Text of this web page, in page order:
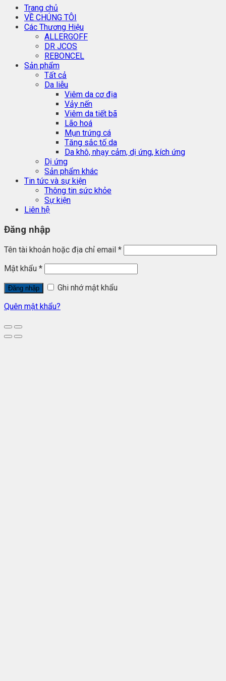
Trang chủ
VỀ CHÚNG TÔI
Các Thương Hiệu
ALLERGOFF
DR JCOS
REBONCEL
Sản phẩm
Tất cả
Da liễu
Viêm da cơ địa
Vảy nến
Viêm da tiết bã
Lão hoá
Mụn trứng cá
Tăng sắc tố da
Da khô, nhạy cảm, dị ứng, kích ứng
Dị ứng
Sản phẩm khác
Tin tức và sự kiện
Thông tin sức khỏe
Sự kiện
Liên hệ
Đăng nhập
Tên tài khoản hoặc địa chỉ email *
Mật khẩu *
Đăng nhập
Ghi nhớ mật khẩu
Quên mật khẩu?